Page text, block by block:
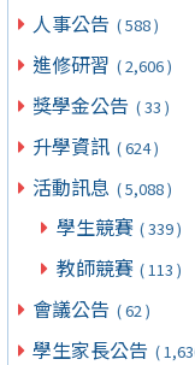
人事公告 ( 588 )
進修研習 ( 2,606 )
獎學金公告 ( 33 )
升學資訊 ( 624 )
活動訊息 ( 5,088 )
學生競賽 ( 339 )
教師競賽 ( 113 )
會議公告 ( 62 )
學生家長公告 (